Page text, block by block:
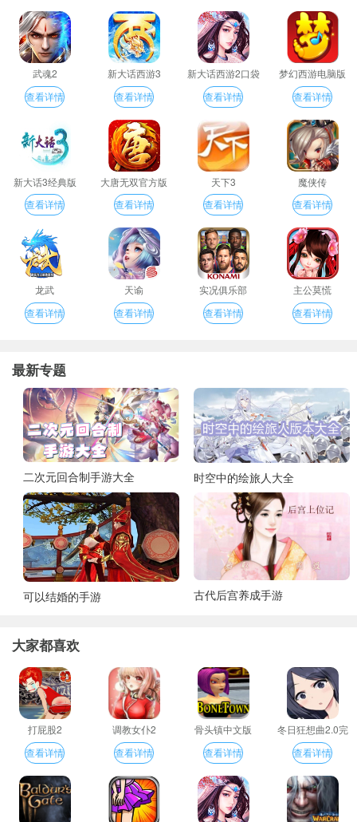
武魂2
查看详情
新大话西游3
查看详情
新大话西游2口袋
版
查看详情
梦幻西游电脑版
查看详情
新大话3经典版
查看详情
大唐无双官方版
查看详情
天下3
查看详情
魔侠传
查看详情
龙武
查看详情
天谕
查看详情
实况俱乐部
查看详情
主公莫慌
查看详情
最新专题
二次元回合制手游大全 时空中的绘旅人大全
可以结婚的手游 古代后宫养成手游
大家都喜欢
打屁股2
查看详情
调教女仆2
查看详情
骨头镇中文版
查看详情
冬日狂想曲2.0完
整汉化版
查看详情